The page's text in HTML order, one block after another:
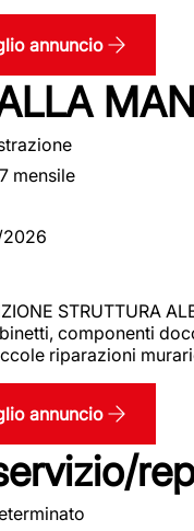
annuncio
mensile
STRUTTURA
componenti
riparazioni
annuncio